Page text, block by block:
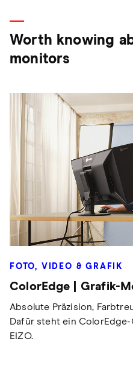
Worth knowing
monitors
FOTO, VIDEO & GRAFIK
ColorEdge | Grafik-
Absolute Präzision,
Dafür steht ein
EIZO.